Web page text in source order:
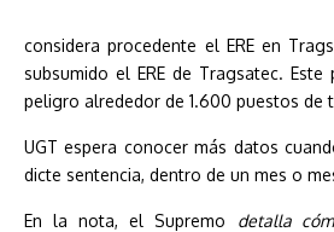
considera procedente el ERE en
subsumido el ERE de Tragsatec.
peligro alrededor de 1.600 puestos de
UGT espera conocer más datos
dicte sentencia, dentro de un mes o
En la nota, el Supremo detalla